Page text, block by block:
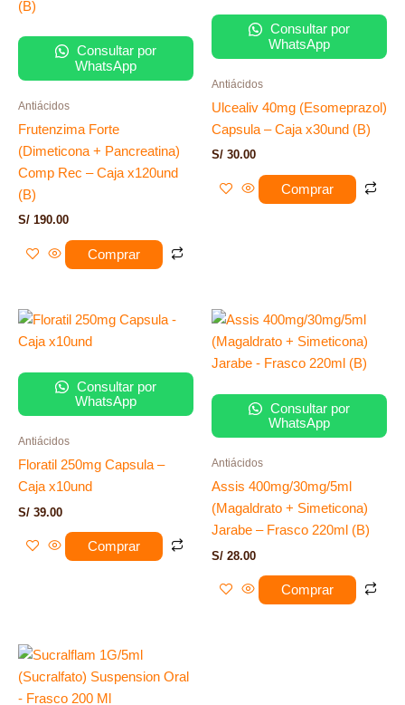
Consultar por
WhatsApp
Antiácidos
Frutenzima Forte
(Dimeticona + Pancreatina)
Comp Rec – Caja x120und
(B)
S/ 190.00
Comprar
Consultar por
WhatsApp
Antiácidos
Ulcealiv 40mg (Esomeprazol)
Capsula – Caja x30und (B)
S/ 30.00
Comprar
Consultar por
WhatsApp
Antiácidos
Floratil 250mg Capsula –
Caja x10und
S/ 39.00
Comprar
Consultar por
WhatsApp
Antiácidos
Assis 400mg/30mg/5ml
(Magaldrato + Simeticona)
Jarabe – Frasco 220ml (B)
S/ 28.00
Comprar